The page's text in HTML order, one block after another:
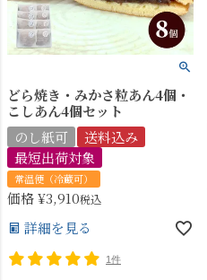
どら焼き・みかさ粒あん4個・
こしあん4個セット
のし紙可
送料込み
最短出荷対象
常温便（冷蔵可）
価格¥3,910税込
詳細を見る
1件